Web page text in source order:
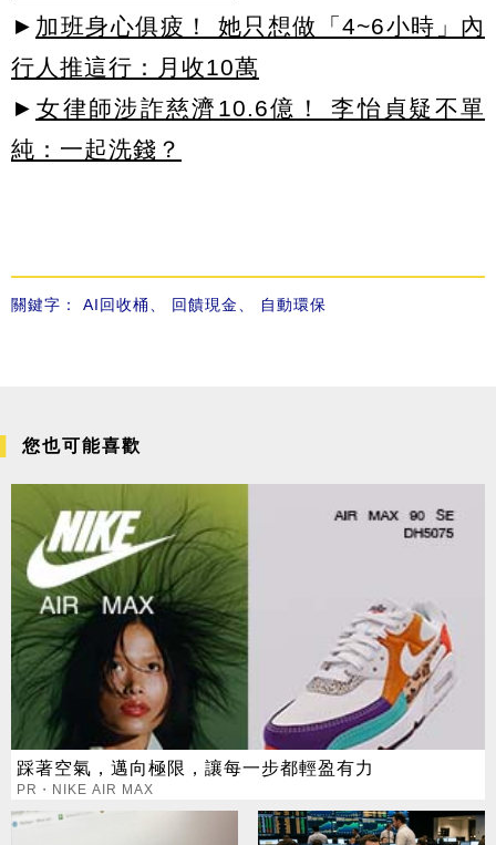
► 加班身心俱疲！ 她只想做「4~6小時」內
行人推這行：月收10萬
► 女律師涉詐慈濟10.6億！ 李怡貞疑不單
純：一起洗錢？
關鍵字： AI回收桶 回饋現金 自動環保
您也可能喜歡
踩著空氣，邁向極限，讓每一步都輕盈有力
PR・NIKE AIR MAX